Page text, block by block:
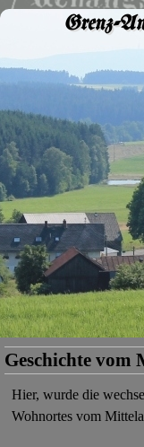
Grenz-
Geschichte vom
Hier, wurde die
Wohnortes vom